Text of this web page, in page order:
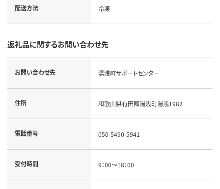
配送方法 冷凍
返礼品に関するお問い合わせ先
お問い合わせ先 湯浅町サポートセンター
住所 和歌山県有田郡湯浅町湯浅1982
電話番号 050-5490-5941
受付時間 9：00～18：00